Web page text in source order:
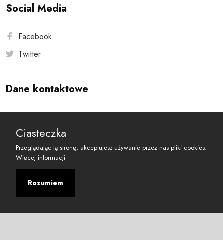
Social Media
Facebook
Twitter
Dane kontaktowe
reset@resetobywatelski.pl
Ciasteczka
Przeglądając tą stronę, akceptujesz używanie przez nas pliki cookies.
Więcej informacji
Rozumiem